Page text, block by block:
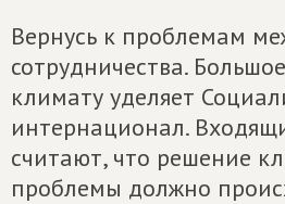
Вернусь к проблемам
сотрудничества.
климату уделяет
интернационал.
считают, что решение
проблемы должно